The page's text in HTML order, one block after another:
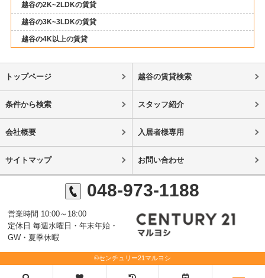
越谷の2K~2LDKの賃貸
越谷の3K~3LDKの賃貸
越谷の4K以上の賃貸
トップページ 越谷の賃貸検索
条件から検索 スタッフ紹介
会社概要 入居者様専用
サイトマップ お問い合わせ
048-973-1188
営業時間 10:00～18:00
定休日 毎週水曜日・年末年始・
GW・夏季休暇
©センチュリー21マルヨシ